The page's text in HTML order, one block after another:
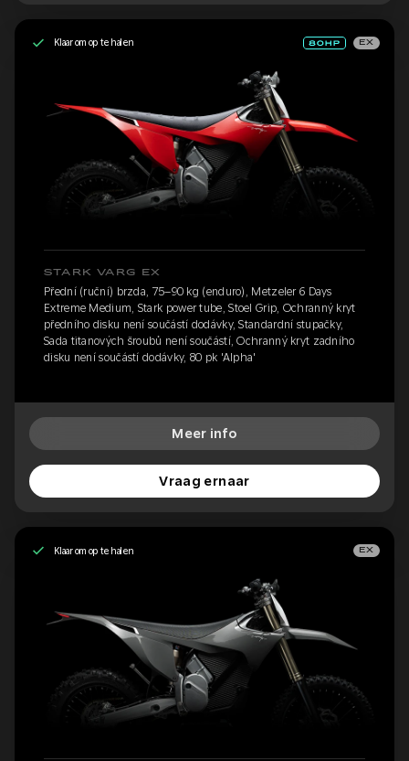
Klaar om op te halen EX
STARK VARG EX
Přední (ruční) brzda, 75–90 kg (enduro), Metzeler 6 Days
Extreme Medium, Stark power tube, Stoel Grip, Ochranný kryt
předního disku není součástí dodávky, Standardní stupačky,
Sada titanových šroubů není součástí, Ochranný kryt zadního
disku není součástí dodávky, 80 pk 'Alpha'
Meer info
Vraag ernaar
Klaar om op te halen EX